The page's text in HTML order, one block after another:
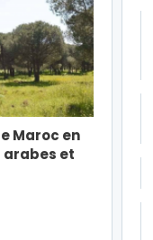
Maroc en
arabes et